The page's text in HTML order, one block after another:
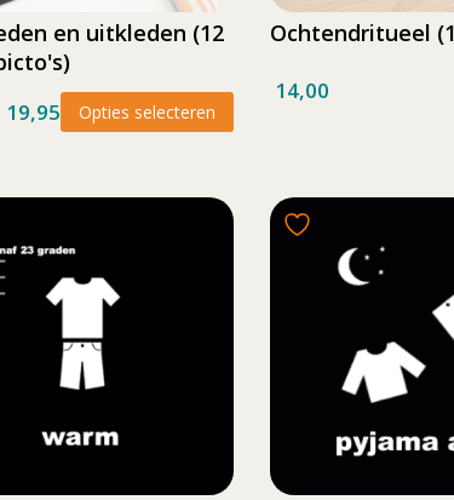
en uitkleden (12
19,95 Opties selecteren
Ochtendritueel
14,00